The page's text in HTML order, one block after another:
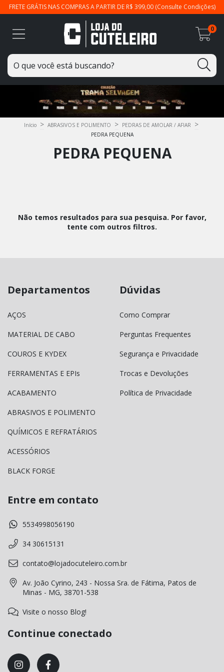
FRETE GRÁTIS NAS COMPRAS A PARTIR DE R$ 399,00 (Consulte Condições)
0
Início > ABRASIVOS E POLIMENTO > PEDRAS DE AMOLAR / AFIAR >
PEDRA PEQUENA
PEDRA PEQUENA
Não temos resultados para sua pesquisa. Por favor,
tente com outros filtros.
Departamentos
AÇOS
MATERIAL DE CABO
COUROS E KYDEX
FERRAMENTAS E EPIs
ACABAMENTO
ABRASIVOS E POLIMENTO
QUÍMICOS E REFRATÁRIOS
ACESSÓRIOS
BLACK FORGE
Dúvidas
Como Comprar
Perguntas Frequentes
Segurança e Privacidade
Trocas e Devoluções
Política de Privacidade
Entre em contato
5534998056190
34 30615131
contato@lojadocuteleiro.com.br
Av. João Cyrino, 243 - Nossa Sra. de Fátima, Patos de
Minas - MG, 38701-538
Visite o nosso Blog!
Continue conectado